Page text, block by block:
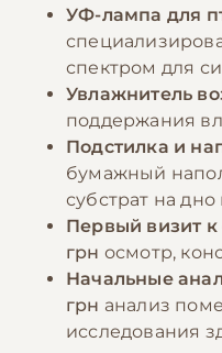
УФ-лампа для
спектром для
Увлажнитель
поддержания
Подстилка и
бумажный
субстрат на дно
Первый визит к
грн осмотр,
Начальные
грн анализ
исследования